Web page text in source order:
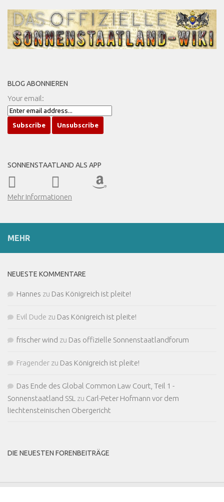
BLOG ABONNIEREN
Your email:
SONNENSTAATLAND ALS APP
Mehr Informationen
MEHR
NEUESTE KOMMENTARE
Hannes zu Das Königreich ist pleite!
Evil Dude zu Das Königreich ist pleite!
frischer wind zu Das offizielle Sonnenstaatlandforum
Fragender zu Das Königreich ist pleite!
Das Ende des Global Common Law Court, Teil 1 -
Sonnenstaatland SSL zu Carl-Peter Hofmann vor dem
liechtensteinischen Obergericht
DIE NEUESTEN FORENBEITRÄGE